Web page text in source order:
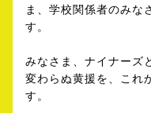
ま、学校関係者のみな
す。
みなさま、ナイナーズ
変わらぬ黄援を、これ
す。